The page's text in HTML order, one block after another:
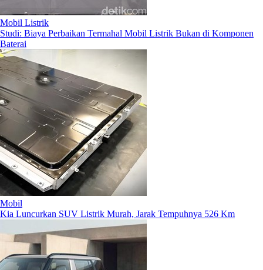
Mobil Listrik
Studi: Biaya Perbaikan Termahal Mobil Listrik Bukan di Komponen
Baterai
Mobil
Kia Luncurkan SUV Listrik Murah, Jarak Tempuhnya 526 Km